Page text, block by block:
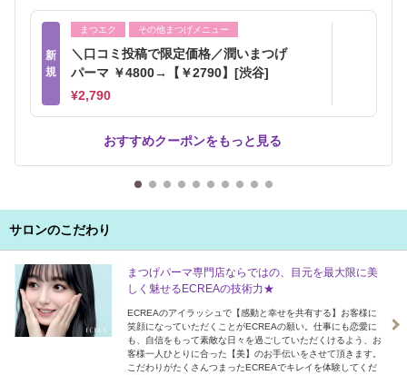
新
規
まつエク その他まつげメニュー
＼口コミ投稿で限定価格／潤いまつげ
パーマ ￥4800→【￥2790】[渋谷]
¥2,790
おすすめクーポンをもっと見る
サロンのこだわり
まつげパーマ専門店ならではの、目元を最大限に美
しく魅せるECREAの技術力★
ECREAのアイラッシュで【感動と幸せを共有する】お客様に
笑顔になっていただくことがECREAの願い。仕事にも恋愛に
も、自信をもって素敵な日々を過ごしていただくけるよう、お
客様一人ひとりに合った【美】のお手伝いをさせて頂きます。
こだわりがたくさんつまったECREAでキレイを体験してくだ